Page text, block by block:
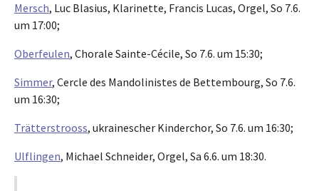
Mersch, Luc Blasius, Klarinette, Francis Lucas, Orgel, So 7.6.
um 17:00;
Oberfeulen, Chorale Sainte-Cécile, So 7.6. um 15:30;
Simmer, Cercle des Mandolinistes de Bettembourg, So 7.6.
um 16:30;
Trätterstrooss, ukrainescher Kinderchor, So 7.6. um 16:30;
Ulflingen, Michael Schneider, Orgel, Sa 6.6. um 18:30.